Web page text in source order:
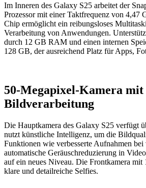
Im Inneren des Galaxy S25 arbeitet der
Prozessor mit einer Taktfrequenz von 4,47
Chip ermöglicht ein reibungsloses
Verarbeitung von Anwendungen.
durch 12 GB RAM und einen internen
128 GB, der ausreichend Platz für Apps,
50-Megapixel-Kamera
Bildverarbeitung
Die Hauptkamera des Galaxy S25 verfügt
nutzt künstliche Intelligenz, um die
Funktionen wie verbesserte Aufnahmen
automatische Geräuschreduzierung in
auf ein neues Niveau. Die Frontkamera
klare und detailreiche Selfies.